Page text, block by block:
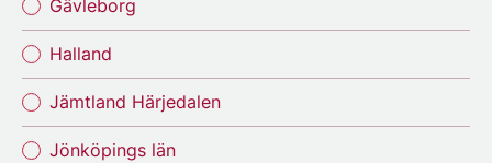
Gävleborg
Halland
Jämtland Härjedalen
Jönköpings län